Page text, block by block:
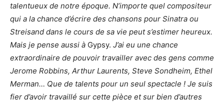
talentueux de notre époque. N’importe quel compositeur
qui a la chance d’écrire des chansons pour Sinatra ou
Streisand dans le cours de sa vie peut s’estimer heureux.
Mais je pense aussi à Gypsy. J’ai eu une chance
extraordinaire de pouvoir travailler avec des gens comme
Jerome Robbins, Arthur Laurents, Steve Sondheim, Ethel
Merman… Que de talents pour un seul spectacle ! Je suis
fier d’avoir travaillé sur cette pièce et sur bien d’autres